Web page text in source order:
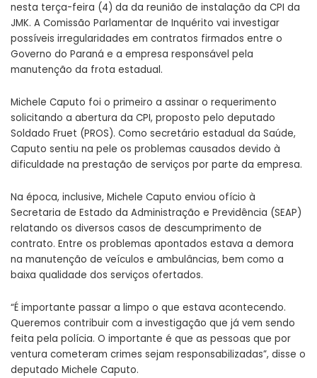
nesta terça-feira (4) da da reunião de instalação da CPI da
JMK. A Comissão Parlamentar de Inquérito vai investigar
possíveis irregularidades em contratos firmados entre o
Governo do Paraná e a empresa responsável pela
manutenção da frota estadual.
Michele Caputo foi o primeiro a assinar o requerimento
solicitando a abertura da CPI, proposto pelo deputado
Soldado Fruet (PROS). Como secretário estadual da Saúde,
Caputo sentiu na pele os problemas causados devido à
dificuldade na prestação de serviços por parte da empresa.
Na época, inclusive, Michele Caputo enviou ofício à
Secretaria de Estado da Administração e Previdência (SEAP)
relatando os diversos casos de descumprimento de
contrato. Entre os problemas apontados estava a demora
na manutenção de veículos e ambulâncias, bem como a
baixa qualidade dos serviços ofertados.
“É importante passar a limpo o que estava acontecendo.
Queremos contribuir com a investigação que já vem sendo
feita pela polícia. O importante é que as pessoas que por
ventura cometeram crimes sejam responsabilizadas”, disse o
deputado Michele Caputo.